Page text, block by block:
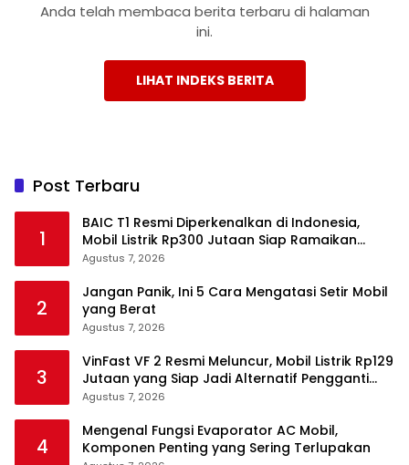
Anda telah membaca berita terbaru di halaman
ini.
LIHAT INDEKS BERITA
Post Terbaru
1
BAIC T1 Resmi Diperkenalkan di Indonesia,
Mobil Listrik Rp300 Jutaan Siap Ramaikan
Pasar EV
Agustus 7, 2026
2
Jangan Panik, Ini 5 Cara Mengatasi Setir Mobil
yang Berat
Agustus 7, 2026
3
VinFast VF 2 Resmi Meluncur, Mobil Listrik Rp129
Jutaan yang Siap Jadi Alternatif Pengganti
Motor
Agustus 7, 2026
4
Mengenal Fungsi Evaporator AC Mobil,
Komponen Penting yang Sering Terlupakan